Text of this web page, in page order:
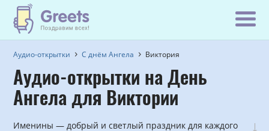
Аудио-открытки С днём Ангела Виктория
Аудио-открытки на День
Ангела для Виктории
↓
Именины — добрый и светлый праздник для каждого